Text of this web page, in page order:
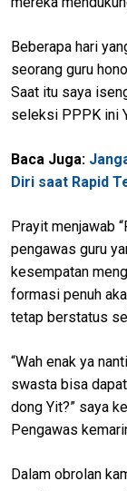
Beberapa hari
seorang guru
Saat itu saya
seleksi PPPK ini
Baca Juga:
Diri saat Rapid
Prayit menjawab
pengawas guru
kesempatan
formasi penuh
tetap berstatus
“Wah enak ya
swasta bisa
dong Yit?” saya
Pengawas
Dalam obrolan